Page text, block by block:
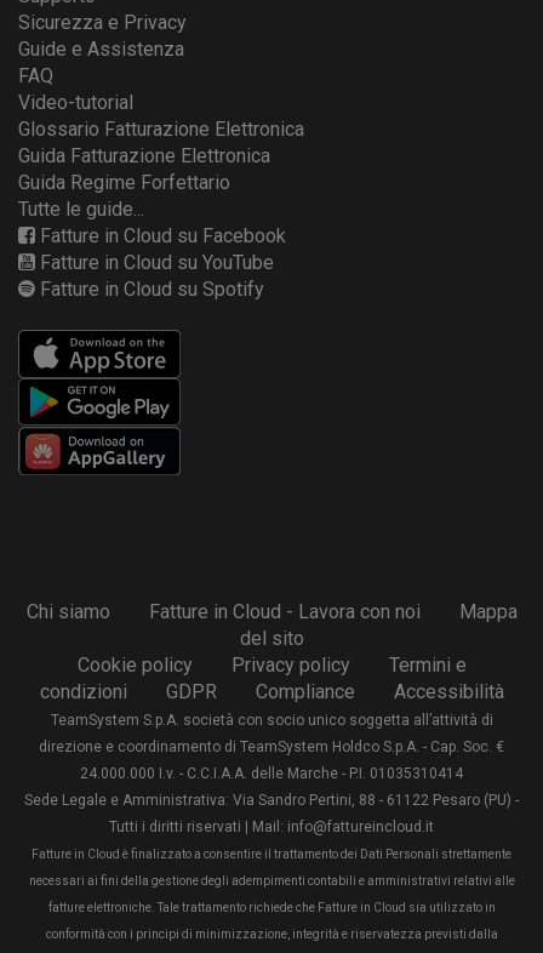
Sicurezza e Privacy
Guide e Assistenza
FAQ
Video-tutorial
Glossario Fatturazione Elettronica
Guida Fatturazione Elettronica
Guida Regime Forfettario
Tutte le guide...
Fatture in Cloud su Facebook
Fatture in Cloud su YouTube
Fatture in Cloud su Spotify
Chi siamo Fatture in Cloud - Lavora con noi
Mappa
del sito
Cookie policy
Privacy policy
Termini e
condizioni
GDPR Compliance Accessibilità
TeamSystem S.p.A. società con socio unico soggetta all’attività di
direzione e coordinamento di TeamSystem Holdco S.p.A. - Cap. Soc. €
24.000.000 I.v. - C.C.I.A.A. delle Marche - P.I. 01035310414
Sede Legale e Amministrativa: Via Sandro Pertini, 88 - 61122 Pesaro (PU) -
Tutti i diritti riservati | Mail: info@fattureincloud.it
Fatture in Cloud è finalizzato a consentire il trattamento dei Dati Personali strettamente
necessari ai fini della gestione degli adempimenti contabili e amministrativi relativi alle
fatture elettroniche. Tale trattamento richiede che Fatture in Cloud sia utilizzato in
conformità con i principi di minimizzazione, integrità e riservatezza previsti dalla